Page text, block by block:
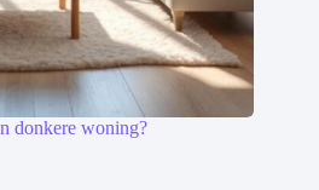
donkere woning?